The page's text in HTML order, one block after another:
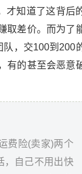
才知道了这背后
取差价。而为了
队，交100到200
有的甚至会恶意
费险(卖家)两个
，自己不用出快